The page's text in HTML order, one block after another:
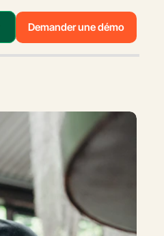
Demander une démo